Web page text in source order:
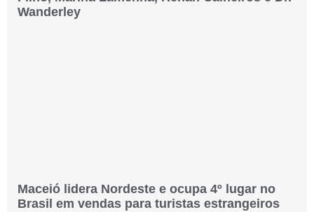
Wanderley
Maceió lidera Nordeste e ocupa 4º lugar no
Brasil em vendas para turistas estrangeiros